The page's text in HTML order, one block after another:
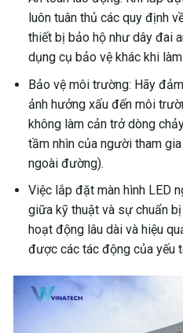
luôn tuân thủ các quy định
thiết bị bảo hộ như dây đai
dụng cụ bảo vệ khác khi
Bảo vệ môi trường: Hãy
ảnh hưởng xấu đến môi
không làm cản trở dòng
tầm nhìn của người tham
ngoài đường).
Việc lắp đặt màn hình LED
giữa kỹ thuật và sự chuẩn
hoạt động lâu dài và hiệu
được các tác động của yếu